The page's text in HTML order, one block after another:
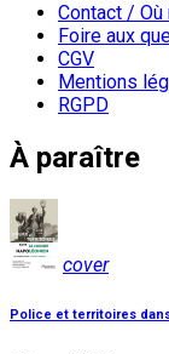
Contact / Où
Foire aux
CGV
Mentions
RGPD
À paraître
cover
Police et territoires